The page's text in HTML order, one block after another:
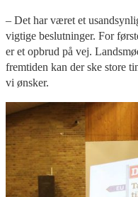
– Det har været et
vigtige beslutninger. For
er et opbrud på vej.
fremtiden kan der ske store
vi ønsker.